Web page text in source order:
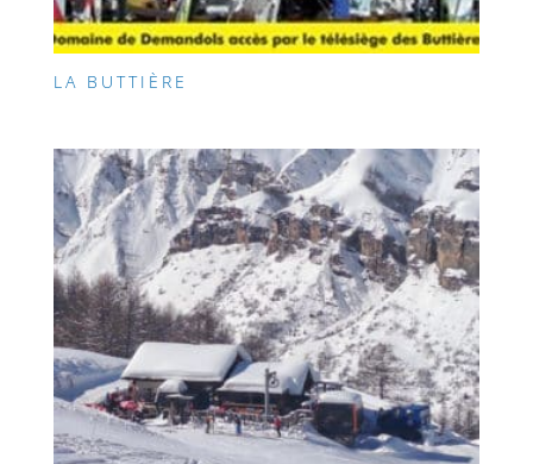
LA BUTTIÈRE